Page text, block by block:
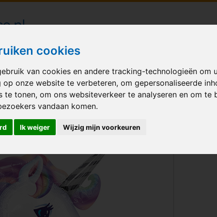
cookies
van cookies en andere tracking-technologieën om
op onze website te verbeteren, om gepersonaliseerde
te tonen, om ons websiteverkeer te analyseren en om te
vandaan komen.
Ik weiger Wijzig mijn voorkeuren
bezorgd in heel Nederland
XL
BALLONNEN GELEGENHEID VERHUUR BEDRUKKEN